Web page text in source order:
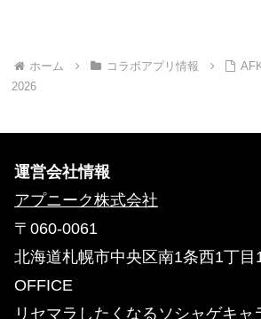
ホーム コラボアプリ情報
2026
運営会社情報
アプニーク株式会社
〒060-0061
北海道札幌市中央区南1条西1丁
OFFICE
リセマラしたくなるソシャゲキャ